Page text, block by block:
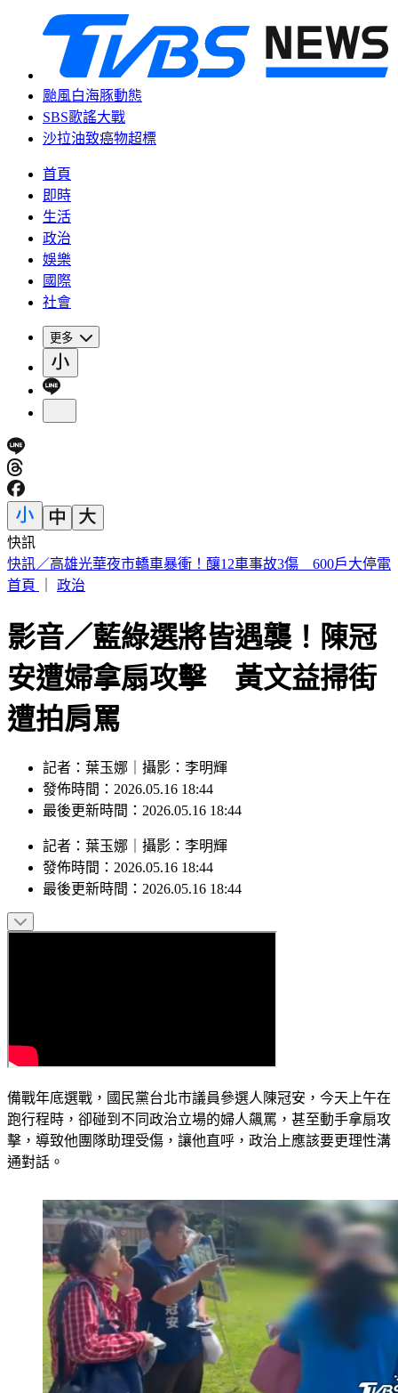
颱風白海豚動態
SBS歌謠大戰
沙拉油致癌物超標
首頁
即時
生活
政治
娛樂
國際
社會
更多
快訊
預告基本工資要漲了！賴清德喊話企業：有獲利替「員工加
薪」
影音／藍綠選將皆遇襲！陳冠
安遭婦拿扇攻擊 黃文益掃街
遭拍肩罵
記者：葉玉娜｜攝影：李明輝
發佈時間：2026.05.16 18:44
記者：葉玉娜｜攝影：李明輝
發佈時間：2026.05.16 18:44
備戰年底選戰，國民黨台北市議員參選人陳冠安，今天上午在
跑行程時，卻碰到不同政治立場的婦人飆罵，甚至動手拿扇攻
擊，導致他團隊助理受傷，讓他直呼，政治上應該要更理性溝